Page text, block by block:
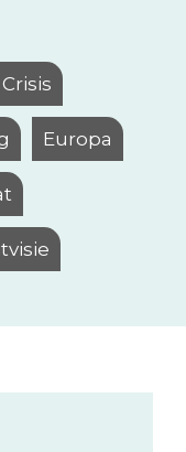
Crisis
Europa